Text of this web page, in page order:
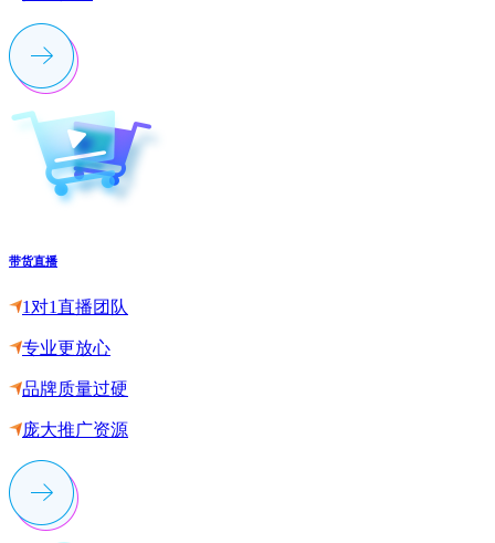
带货直播
1对1直播团队
专业更放心
品牌质量过硬
庞大推广资源